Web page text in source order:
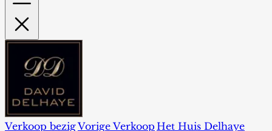
Verkoop bezigVorige Verkoop Het Huis Delhaye